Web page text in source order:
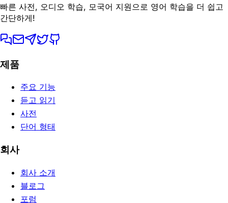
빠른 사전, 오디오 학습, 모국어 지원으로 영어 학습을 더 쉽고
간단하게!
제품
주요 기능
듣고 읽기
사전
단어 형태
회사
회사 소개
블로그
포럼